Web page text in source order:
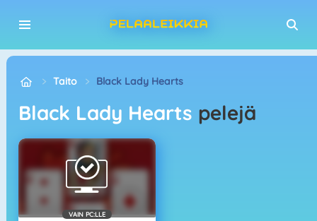
Taito Black Lady Hearts
Black Lady Hearts pelejä
VAIN PC:LLE